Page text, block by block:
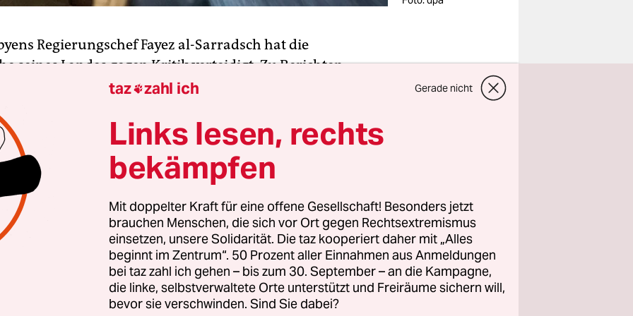
Regierungschef Fayez al-Sarradsch hat die
seines Landes gegen Kritik verteidigt. Zu Berichten,
in Seenot im Meer zurückgelassen wurden, sagte
der
Jeden Tag würden Hunderte Menschen vor der Küste
„Ununterbrochen sind unsere Schiffe unterwegs.“
er, dass seine Regierung für die Seenotrettung
und finanzielle Unterstützung benötige. Der
forderte auch mehr Hilfe für die afrikanischen
denen die Flüchtlinge kommen. „Sie sollten sich gar nicht
gefährlichen Weg machen, das sollte das Ziel sein.“
taz zahl ich Gerade nicht
Links lesen, rechts
bekämpfen
Mit doppelter Kraft für eine offene Gesellschaft! Besonders jetzt
brauchen Menschen, die sich vor Ort gegen Rechtsextremismus
einsetzen, unsere Solidarität. Die taz kooperiert daher mit „Alles
beginnt im Zentrum“. 50 Prozent aller Einnahmen aus Anmeldungen
bei taz zahl ich gehen – bis zum 30. September – an die Kampagne,
die linke, selbstverwaltete Orte unterstützt und Freiräume sichern will,
bevor sie verschwinden. Sind Sie dabei?